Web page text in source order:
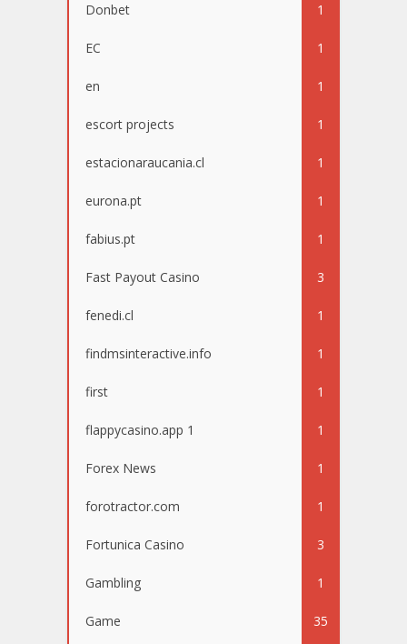
Donbet 1
EC 1
en 1
escort projects 1
estacionaraucania.cl 1
eurona.pt 1
fabius.pt 1
Fast Payout Casino 3
fenedi.cl 1
findmsinteractive.info 1
first 1
flappycasino.app 1 1
Forex News 1
forotractor.com 1
Fortunica Casino 3
Gambling 1
Game 35